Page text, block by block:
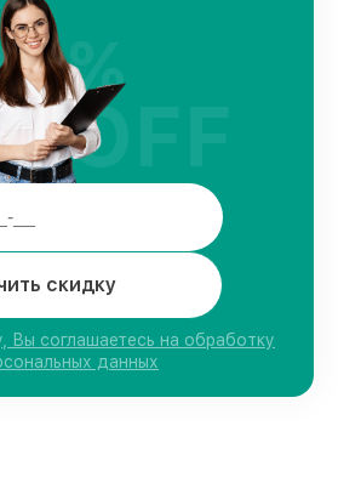
скидку
Вы соглашаетесь на обработку
данных
%
OFF